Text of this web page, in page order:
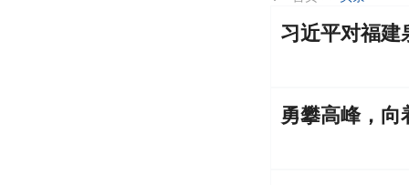
习近平对福建
勇攀高峰，向